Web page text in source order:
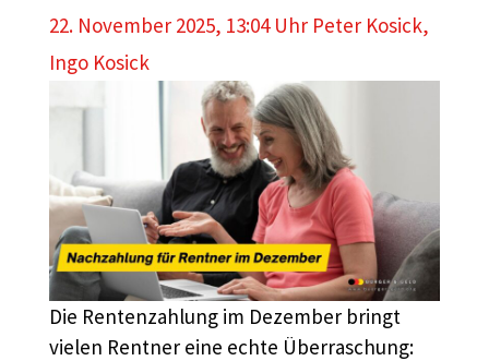
22. November 2025, 13:04 Uhr Peter Kosick,
Ingo Kosick
Die Rentenzahlung im Dezember bringt
vielen Rentner eine echte Überraschung: